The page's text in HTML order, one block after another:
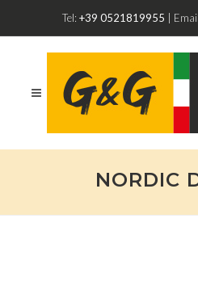
Tel: +39 0521819955 |
NORDIC